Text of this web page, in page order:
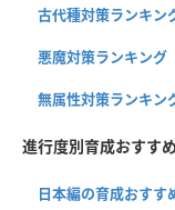
古代種対策ランキン
悪魔対策ランキング
無属性対策ランキン
進行度別育成おすす
日本編の育成おすす